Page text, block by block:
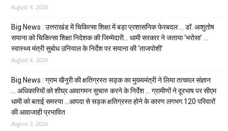
August 4, 2026
Big News : उत्तराखंड में चिकित्सा शिक्षा में बड़ा प्रशासनिक फेरबदल … डॉ. आशुतोष
सयाना को चिकित्सा शिक्षा निदेशक की जिम्मेदारी… धामी सरकार ने जताया ‘भरोसा’ …
स्वास्थ्य मंत्री सुबोध उनियाल के निर्देश पर सयाना की ‘ताजपोशी’
August 4, 2026
Big News : ग्राम खैनूरी की क्षतिग्रस्त सड़क का मुख्यमंत्री ने लिया तत्काल संज्ञान
… अधिकारियों को शीघ्र आवागमन सुचारु करने के निर्देश … ग्रामीणों ने दूरभाष पर सीएम
धामी को बताई समस्या …आपदा से सड़क क्षतिग्रस्त होने के कारण लगभग 120 परिवारों
की आवाजाही प्रभावित
August 3, 2026